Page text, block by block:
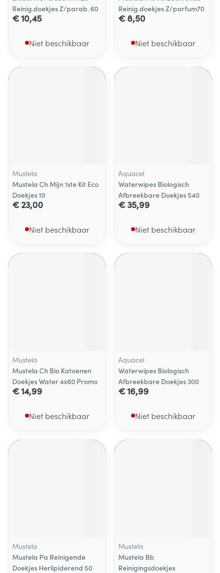
Reinig.doekjes Z/parab. 60
€ 10,45
Niet beschikbaar
Reinig.doekjes Z/parfum70
€ 8,50
Niet beschikbaar
Mustela
Mustela Ch Mijn 1ste Kit Eco
Doekjes 10
€ 23,00
Niet beschikbaar
Aquacel
Waterwipes Biologisch
Afbreekbare Doekjes 540
€ 35,99
Niet beschikbaar
Mustela
Mustela Ch Bio Katoenen
Doekjes Water 4x60 Promo
€ 14,99
Niet beschikbaar
Aquacel
Waterwipes Biologisch
Afbreekbare Doekjes 300
€ 16,99
Niet beschikbaar
Mustela
Mustela Pa Reinigende
Doekjes Herlipiderend 50
Mustela
Mustela Bb
Reinigingsdoekjes